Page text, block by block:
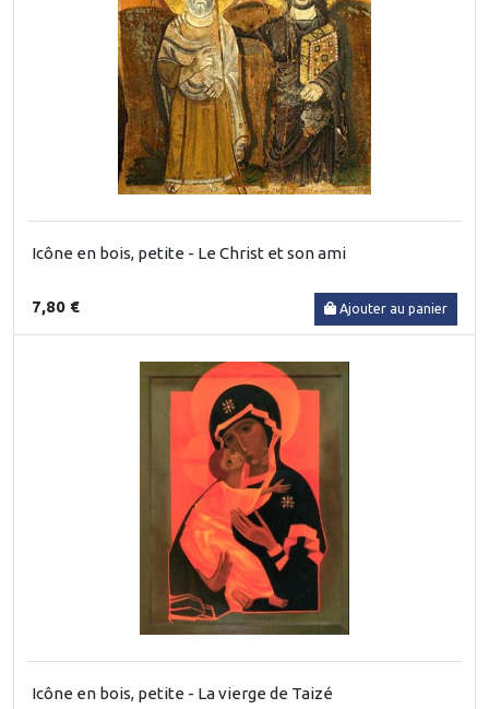
Icône en bois, petite - Le Christ et son ami
7,80 € Ajouter au panier
Icône en bois, petite - La vierge de Taizé